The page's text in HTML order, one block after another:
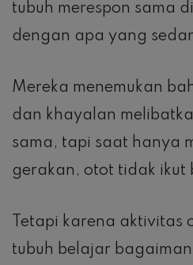
tubuh merespon sama
dengan apa yang
Mereka menemukan
dan khayalan
sama, tapi saat hanya
gerakan, otot tidak ikut
Tetapi karena aktivitas
tubuh belajar